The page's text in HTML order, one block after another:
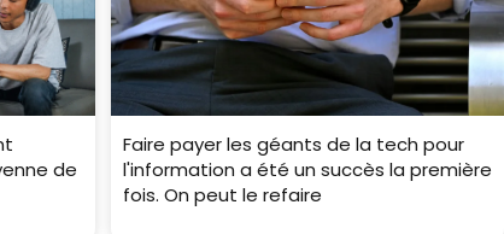
de
Faire payer les géants de la tech pour
l'information a été un succès la première
fois. On peut le refaire